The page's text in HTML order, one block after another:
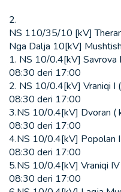
2.
NS 110/35/10 [kV]
Nga Dalja 10[kV]
1. NS 10/0.4[kV]
08:30 deri 17:00
2. NS 10/0.4[kV] Vraniqi
08:30 deri 17:00
3.NS 10/0.4[kV] Dvoran
08:30 deri 17:00
4.NS 10/0.4[kV] Popolan
08:30 deri 17:00
5.NS 10/0.4[kV] Vraniqi
08:30 deri 17:00